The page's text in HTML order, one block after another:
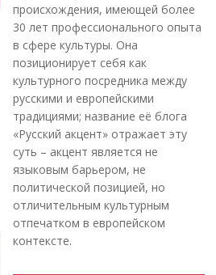
происхождения, имеющей более
30 лет профессионального опыта
в сфере культуры. Она
позиционирует себя как
культурного посредника между
русскими и европейскими
традициями; название её блога
«Русский акцент» отражает эту
суть – акцент является не
языковым барьером, не
политической позицией, но
отличительным культурным
отпечатком в европейском
контексте.